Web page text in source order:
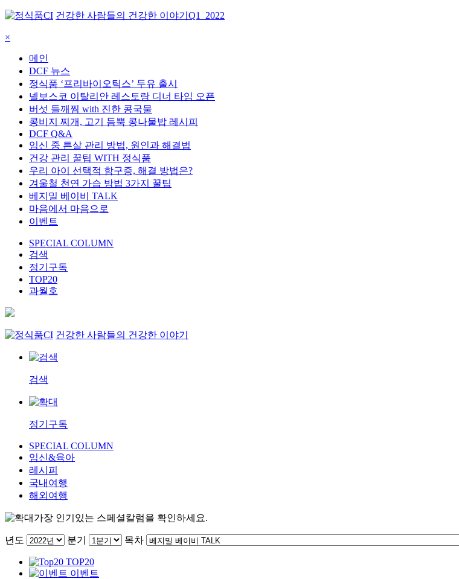
건강한 사람들의 건강한 이야기 Q1_2022
×
메인
DCF 뉴스
정식품 ‘프리바이오틱스’ 두유 출시
넬보스코 이탈리안 레스토랑 디너 타임 오픈
버섯 들깨찜 with 진한 콩국물
콩비지 찌개, 고기 듬뿍 콩나물밥 레시피
DCF Q&A
임신 중 튼살 관리 방법, 원인과 해결법
건강 관리 꿀팁 WITH 정식품
우리 아이 선택적 함구증, 해결 방법은?
겨울철 천연 가습 방법 3가지 꿀팁
베지밀 베이비 TALK
마음에서 마음으로
이벤트
SPECIAL COLUMN
검색
정기구독
TOP20
과월호
건강한 사람들의 건강한 이야기
검색
정기구독
SPECIAL COLUMN
임신&육아
레시피
국내여행
해외여행
가장 인기있는 스페셜칼럼을 확인하세요.
년도 분기 목차
TOP20
이벤트